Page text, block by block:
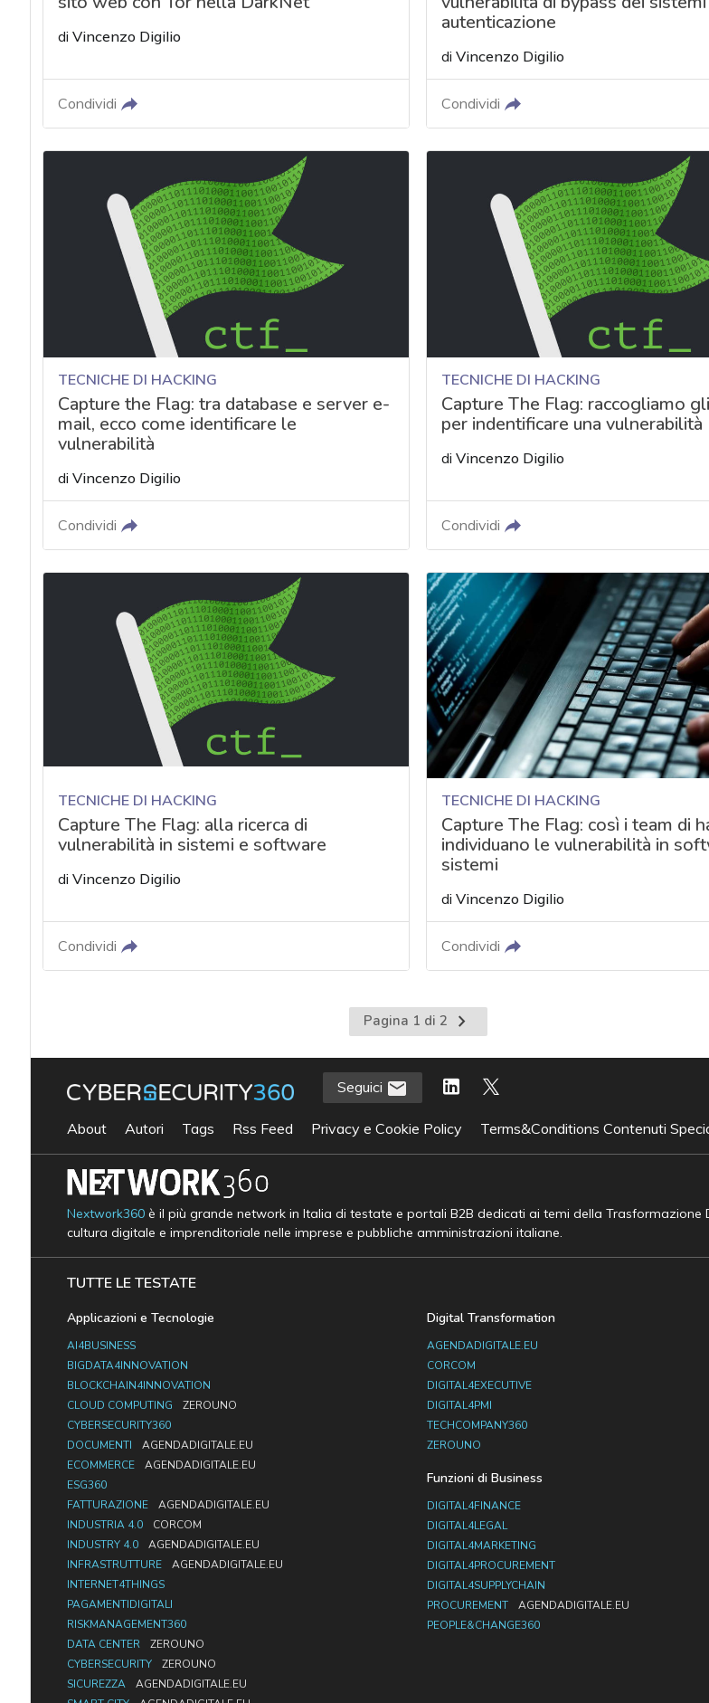
di Vincenzo Digilio
Condividi
autenticazione
diVincenzo Digilio
Condividi
TECNICHE DI HACKING
Capture the Flag: tra database e server e-
mail, ecco come identificare le
vulnerabilità
di Vincenzo Digilio
Condividi
TECNICHE DI HACKING
Capture The Flag: raccogliamo
per indentificare una vulnerabilità
diVincenzo Digilio
Condividi
TECNICHE DI HACKING
Capture The Flag: alla ricerca di
vulnerabilità in sistemi e software
di Vincenzo Digilio
Condividi
TECNICHE DI HACKING
Capture The Flag: così i team di
individuano le vulnerabilità in
sistemi
diVincenzo Digilio
Condividi
Pagina 1 di 2
Pagina
successiva
Seguici
About Autori Tags Rss Feed Privacy e Cookie Policy Terms&Conditions Contenuti
Nextwork360è il più grande network in Italia di testate e portali B2B dedicati ai temi della Trasformazione
cultura digitale e imprenditoriale nelle imprese e pubbliche amministrazioni italiane.
TUTTE LE TESTATE
Applicazioni e Tecnologie
AI4BUSINESS
BIGDATA4INNOVATION
BLOCKCHAIN4INNOVATION
CLOUD COMPUTING
ZEROUNO
CYBERSECURITY360
DOCUMENTI
AGENDADIGITALE.EU
ECOMMERCE
AGENDADIGITALE.EU
ESG360
FATTURAZIONE
AGENDADIGITALE.EU
INDUSTRIA 4.0
CORCOM
INDUSTRY 4.0
AGENDADIGITALE.EU
INFRASTRUTTURE
AGENDADIGITALE.EU
INTERNET4THINGS
PAGAMENTIDIGITALI
RISKMANAGEMENT360
DATA CENTER
ZEROUNO
CYBERSECURITY
ZEROUNO
SICUREZZA
AGENDADIGITALE.EU
Digital Transformation
AGENDADIGITALE.EU
CORCOM
DIGITAL4EXECUTIVE
DIGITAL4PMI
TECHCOMPANY360
ZEROUNO
Funzioni di Business
DIGITAL4FINANCE
DIGITAL4LEGAL
DIGITAL4MARKETING
DIGITAL4PROCUREMENT
DIGITAL4SUPPLYCHAIN
PROCUREMENT
AGENDADIGITALE.EU
PEOPLE&CHANGE360